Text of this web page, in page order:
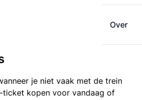
Over
je niet vaak met de trein
ticket kopen voor vandaag of